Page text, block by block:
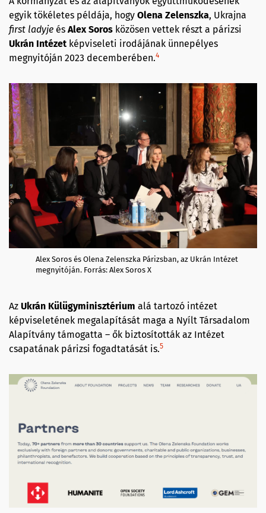
egyik tökéletes példája, hogy Olena Zelenszka, Ukrajna
first ladyje és Alex Soros közösen vettek részt a párizsi
Ukrán Intézet képviseleti irodájának ünnepélyes
megnyitóján 2023 decemberében.4
Alex Soros és Olena Zelenszka Párizsban, az Ukrán Intézet
megnyitóján. Forrás: Alex Soros X
Az Ukrán Külügyminisztérium alá tartozó intézet
képviseletének megalapítását maga a Nyílt Társadalom
Alapítvány támogatta – ők biztosították az Intézet
csapatának párizsi fogadtatását is.5